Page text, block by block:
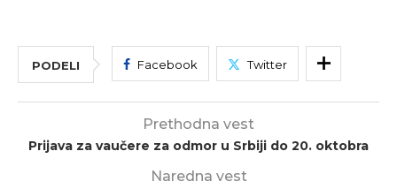
PODELI Facebook Twitter
Prethodna vest
Prijava za vaučere za odmor u Srbiji do 20. oktobra
Naredna vest